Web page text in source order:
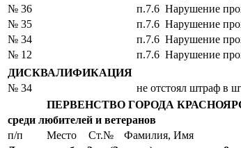
№ 36
п.7.6 Нарушение
№ 35
п.7.6 Нарушение
№ 34
п.7.6 Нарушение
№ 12
п.7.6 Нарушение
ДИСКВАЛИФИКАЦИЯ
№ 34
не отстоял штраф в
ПЕРВЕНСТВО ГОРОДА
среди любителей и ветеранов
п/п
Место Ст.№ Фамилия, Имя